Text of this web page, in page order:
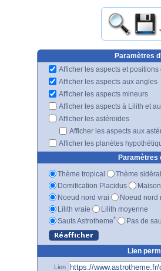
Paramètres
Afficher les aspects et
Afficher les aspects aux angles
Afficher les aspects mineurs
Afficher les aspects à Lilith et
Afficher les astéroïdes
Afficher les aspects aux
Afficher les planètes
Paramètres
Thème tropical
Thème sidéral
Domification Placidus
Noeud nord vrai
Noeud nord
Lilith vraie
Lilith moyenne
Sauts Astrotheme* Pas de
Lien
Lien